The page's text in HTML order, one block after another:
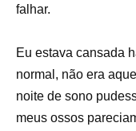
falhar.
Eu estava cansada
normal, não era
noite de sono
meus ossos